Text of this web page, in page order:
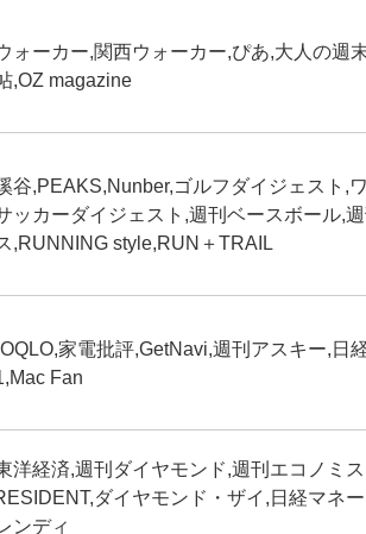
ォーカー,関西ウォーカー,ぴあ,大人の週
,OZ magazine
谷,PEAKS,Nunber,ゴルフダイジェスト,
ッカーダイジェスト,週刊ベースボール,
,RUNNING style,RUN＋TRAIL
家電批評,GetNavi,週刊アスキー,日
Fan
洋経済,週刊ダイヤモンド,週刊エコノミス
ダイヤモンド・ザイ,日経マネ
ンディ